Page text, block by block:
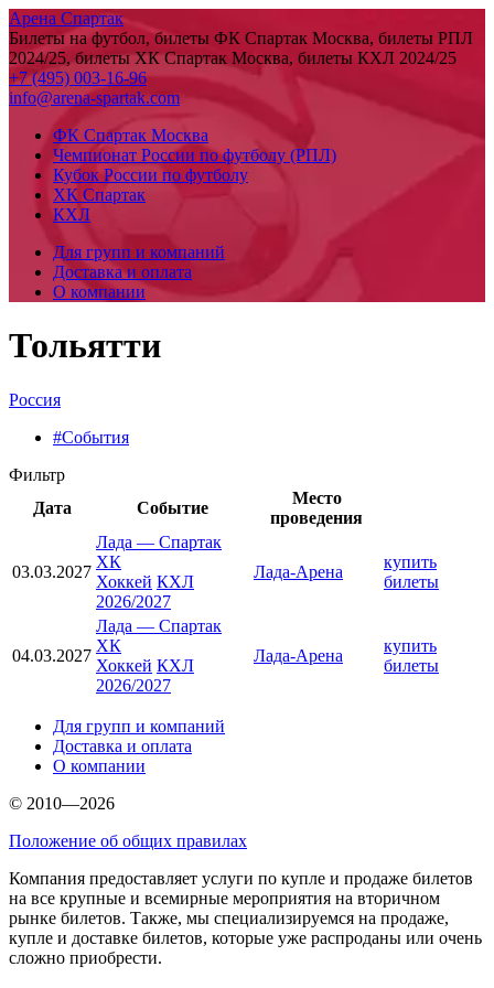
Арена Спартак
Билеты на футбол, билеты ФК Спартак Москва, билеты РПЛ
2024/25, билеты ХК Спартак Москва, билеты КХЛ 2024/25
+7 (495) 003-16-96
info@arena-spartak.com
ФК Спартак Москва
Чемпионат России по футболу (РПЛ)
Кубок России по футболу
ХК Спартак
КХЛ
Для групп и компаний
Доставка и оплата
О компании
Тольятти
Россия
#События
Фильтр
Дата
Событие
Место
проведения
03.03.2027
Лада — Спартак
ХК
Хоккей КХЛ
2026/2027
Лада-Арена
купить
билеты
04.03.2027
Лада — Спартак
ХК
Хоккей КХЛ
2026/2027
Лада-Арена
купить
билеты
Для групп и компаний
Доставка и оплата
О компании
© 2010—2026
Положение об общих правилах
Компания предоставляет услуги по купле и продаже билетов
на все крупные и всемирные мероприятия на вторичном
рынке билетов. Также, мы специализируемся на продаже,
купле и доставке билетов, которые уже распроданы или очень
сложно приобрести.